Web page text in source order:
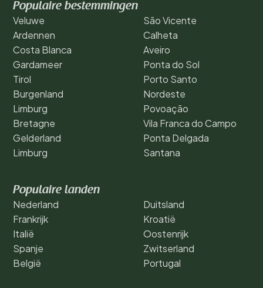
Populaire bestemmingen
Veluwe
Ardennen
Costa Blanca
Gardameer
Tirol
Burgenland
Limburg
Bretagne
Gelderland
Limburg
São Vicente
Calheta
Aveiro
Ponta do Sol
Porto Santo
Nordeste
Povoação
Vila Franca do Campo
Ponta Delgada
Santana
Populaire landen
Nederland
Frankrijk
Italië
Spanje
België
Duitsland
Kroatië
Oostenrijk
Zwitserland
Portugal